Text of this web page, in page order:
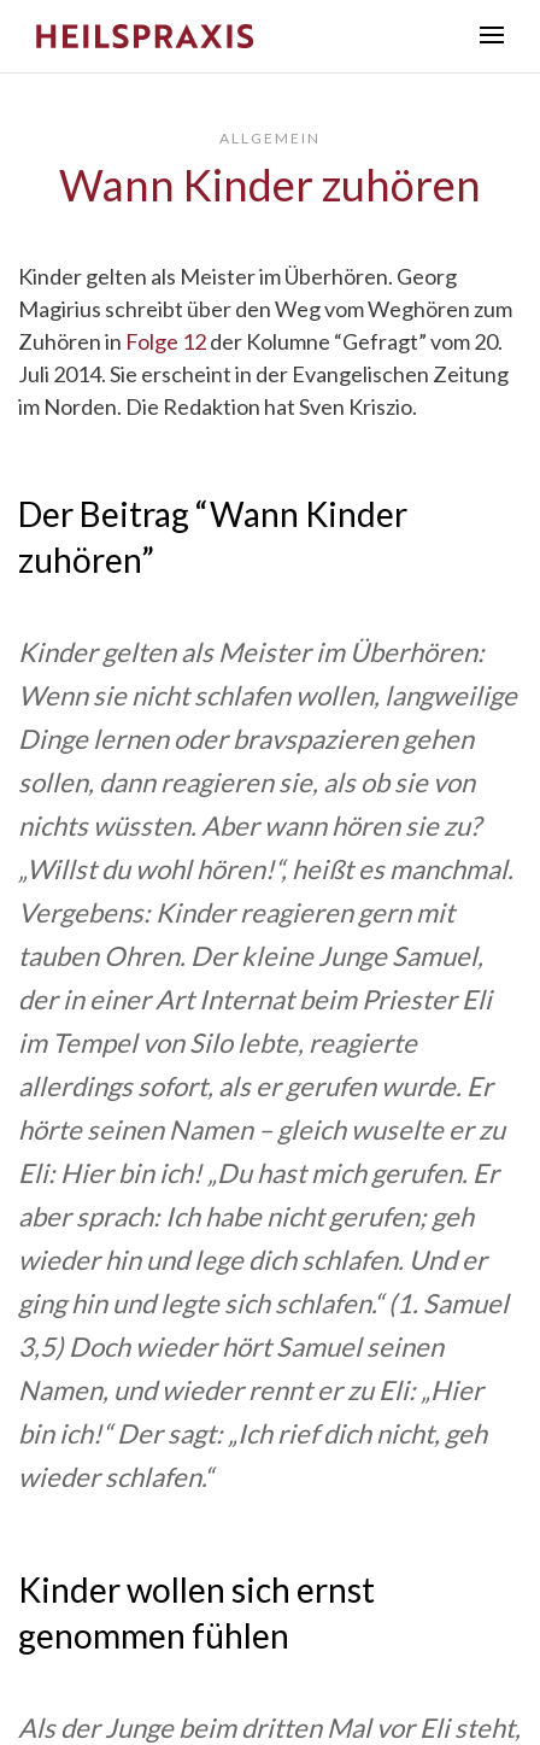
ALLGEMEIN
Wann Kinder zuhören
Kinder gelten als Meister im Überhören. Georg
Magirius schreibt über den Weg vom Weghören zum
Zuhören in Folge 12der Kolumne “Gefragt” vom 20.
Juli 2014. Sie erscheint in der Evangelischen Zeitung
im Norden. Die Redaktion hat Sven Kriszio.
Der Beitrag “Wann Kinder
zuhören”
Kinder gelten als Meister im Überhören:
Wenn sie nicht schlafen wollen, langweilige
Dinge lernen oder bravspazieren gehen
sollen, dann reagieren sie, als ob sie von
nichts wüssten. Aber wann hören sie zu?
„Willst du wohl hören!“, heißt es manchmal.
Vergebens: Kinder reagieren gern mit
tauben Ohren. Der kleine Junge Samuel,
der in einer Art Internat beim Priester Eli
im Tempel von Silo lebte, reagierte
allerdings sofort, als er gerufen wurde. Er
hörte seinen Namen – gleich wuselte er zu
Eli: Hier bin ich! „Du hast mich gerufen. Er
aber sprach: Ich habe nicht gerufen; geh
wieder hin und lege dich schlafen. Und er
ging hin und legte sich schlafen.“ (1. Samuel
3,5) Doch wieder hört Samuel seinen
Namen, und wieder rennt er zu Eli: „Hier
bin ich!“ Der sagt: „Ich rief dich nicht, geh
wieder schlafen.“
Kinder wollen sich ernst
genommen fühlen
Als der Junge beim dritten Mal vor Eli steht,